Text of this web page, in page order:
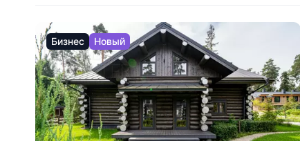
Бизнес Новый